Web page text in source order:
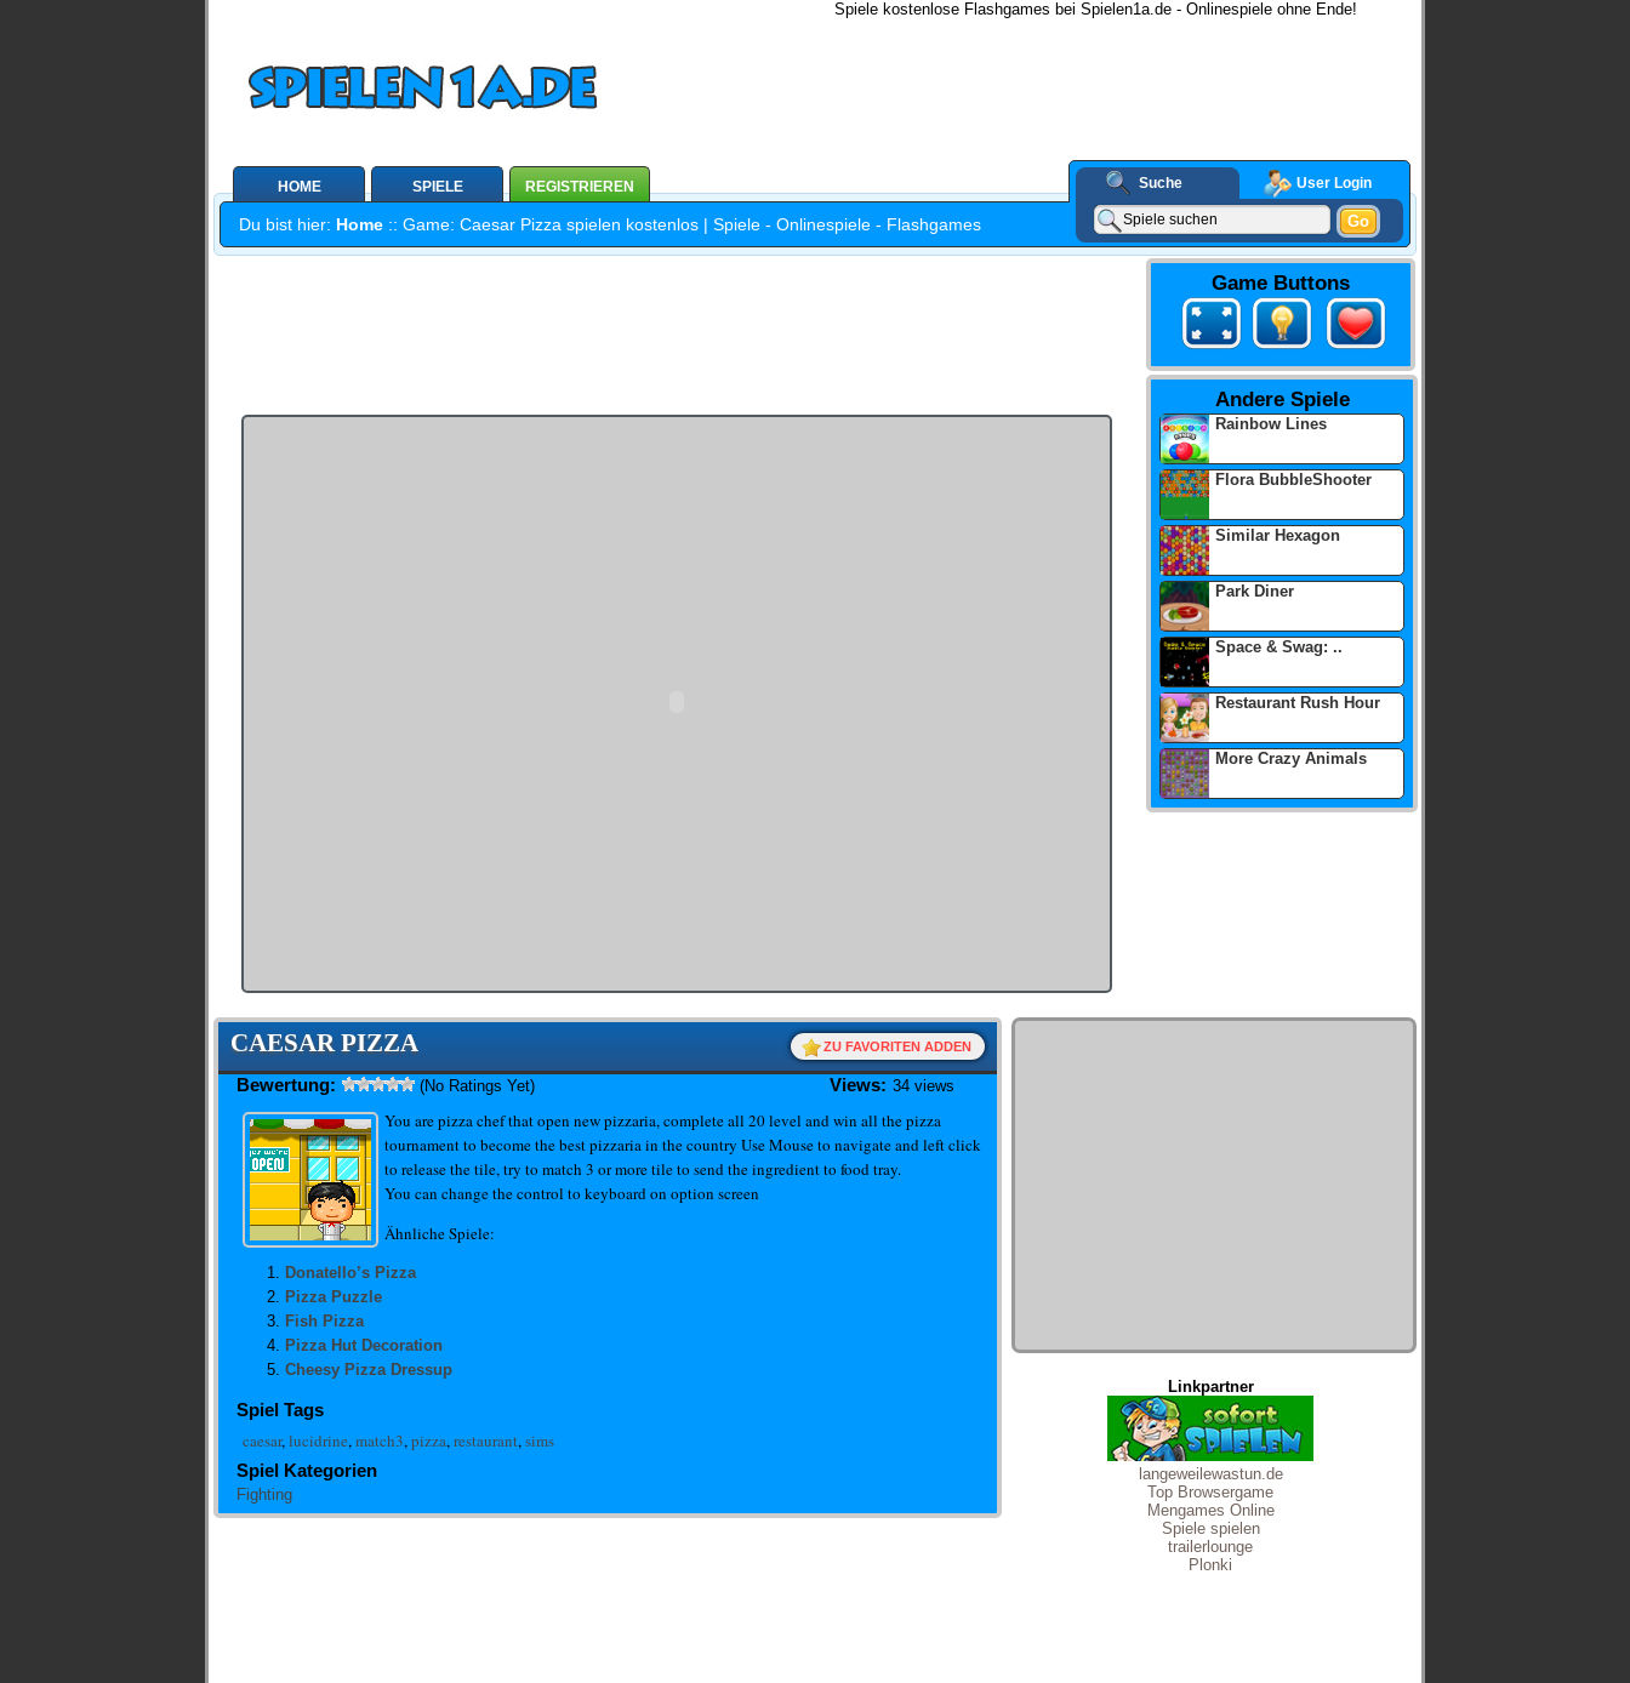
Spiele kostenlose Flashgames bei Spielen1a.de - Onlinespiele ohne Ende!
Du bist hier: Home :: Game: Caesar Pizza spielen kostenlos | Spiele - Onlinespiele - Flashgames
HOME SPIELE REGISTRIEREN Suche User Login
Go
Game Buttons
Andere Spiele
Rainbow Lines
Flora BubbleShooter
Similar Hexagon
Park Diner
Space & Swag: ..
Restaurant Rush Hour
More Crazy Animals
CAESAR PIZZA ZU FAVORITEN ADDEN
Bewertung: (No Ratings Yet) Views: 34 views
You are pizza chef that open new pizzaria, complete all 20 level and win all the pizza
tournament to become the best pizzaria in the country Use Mouse to navigate and left click
to release the tile, try to match 3 or more tile to send the ingredient to food tray.
You can change the control to keyboard on option screen
Ähnliche Spiele:
Donatello’s Pizza
Pizza Puzzle
Fish Pizza
Pizza Hut Decoration
Cheesy Pizza Dressup
Spiel Tags
caesar,lucidrine,match3,pizza,restaurant,sims
Spiel Kategorien
Fighting
Linkpartner
langeweilewastun.de
Top Browsergame
Mengames Online
Spiele spielen
trailerlounge
Plonki